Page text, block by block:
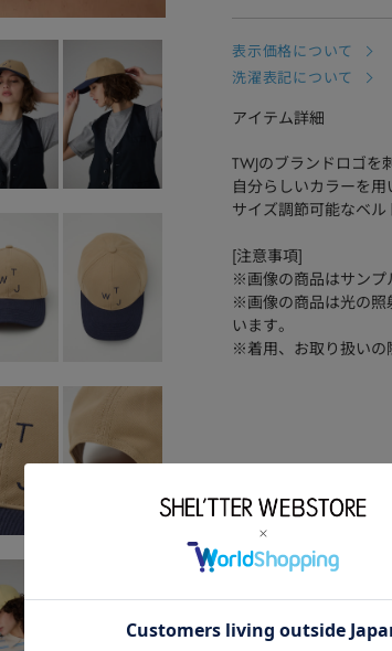
表示価格について
洗濯表記について
アイテム詳細
TWJのブランドロゴを
自分らしいカラーを
サイズ調節可能なベル
[注意事項]
※画像の商品はサンプ
※画像の商品は光の照
います。
※着用、お取り扱いの
品番 582IA056-0491
素材
洗濯表示
サイズ